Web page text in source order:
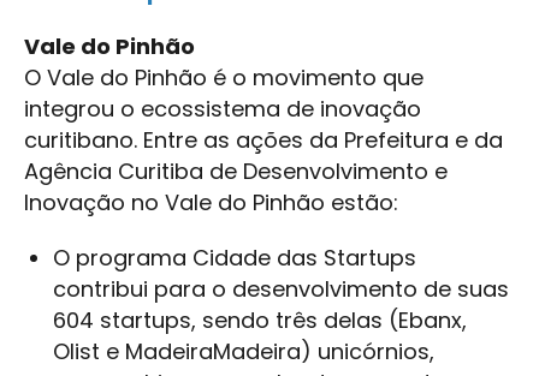
Vale do Pinhão
O Vale do Pinhão é o movimento que
integrou o ecossistema de inovação
curitibano. Entre as ações da Prefeitura e da
Agência Curitiba de Desenvolvimento e
Inovação no Vale do Pinhão estão:
O programa Cidade das Startups
contribui para o desenvolvimento de suas
604 startups, sendo três delas (Ebanx,
Olist e MadeiraMadeira) unicórnios,